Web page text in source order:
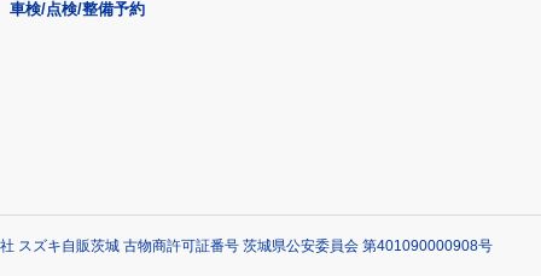
車検/点検/整備予約
スズキ自販茨城 古物商許可証番号 茨城県公安委員会 第401090000908号